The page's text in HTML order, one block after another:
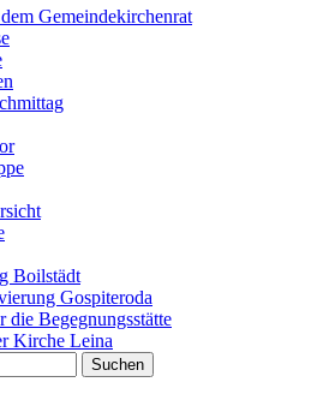
Gemeindekirchenrat
Boilstädt
Gospiteroda
die Begegnungsstätte
Kirche Leina